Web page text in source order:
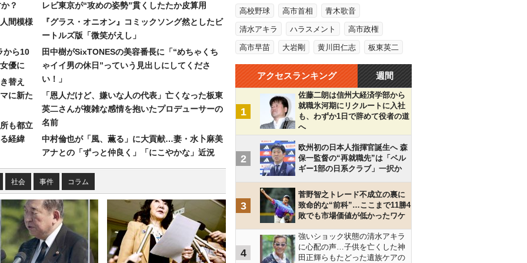
？
間模様
から10
優に
替え
に新た
も都立
経緯
レビ東京が“攻めの姿勢”貫くしたたか皮算用
『グラス・オニオン』コミックソング然としたビ
ートルズ版「微笑がえし」
田中樹がSixTONESの美容番長に「“めちゃくち
ゃイイ男の休日”っていう見出しにしてくださ
い！」
「恩人だけど、嫌いな人の代表」亡くなった板東
英二さんが複雑な感情を抱いたプロデューサーの
名前
中村倫也が「風、薫る」に大貢献…妻・水卜麻美
アナとの「ずっと仲良く」「にこやかな」近況
社会 事件 コラム
高校野球 高市首相 青木歌音
清水アキラ ハラスメント 高市政権
高市早苗 大岩剛 黄川田仁志 板東英二
アクセスランキング 週間
1
佐藤二朗は信州大経済学部から
就職氷河期にリクルートに入社
も、わずか1日で辞めて役者の道
へ
2
欧州初の日本人指揮官誕生へ 森
保一監督の“再就職先”は「ベル
ギー1部の日系クラブ」一択か
3
菅野智之トレード不成立の裏に
致命的な“前科”…ここまで11勝4
敗でも市場価値が低かったワケ
4
強いショック状態の清水アキラ
に心配の声…子供を亡くした神
田正輝らもたどった遺族ケアの